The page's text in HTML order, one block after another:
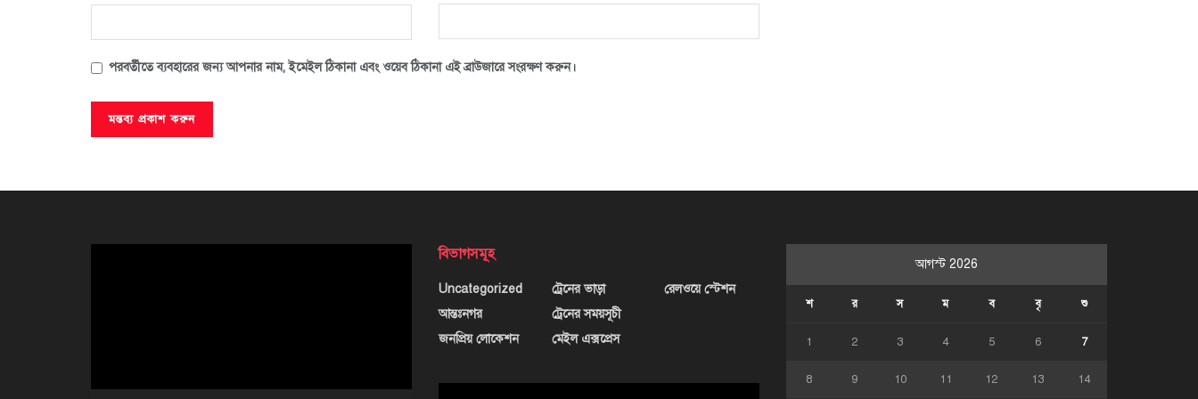
পরবর্তীতে ব্যবহারের জন্য আপনার নাম, ইমেইল ঠিকানা এবং ওয়েব ঠিকানা এই ব্রাউজারে সংরক্ষণ করুন।
বিভাগসমূহ
Uncategorized
আন্তঃনগর
জনপ্রিয় লোকেশন
ট্রেনের ভাড়া
ট্রেনের সময়সূচী
মেইল এক্সপ্রেস
রেলওয়ে স্টেশন
আগস্ট 2026
শ র স ম ব বৃ শু
1 2 3 4 5 6 7
8 9 10 11 12 13 14